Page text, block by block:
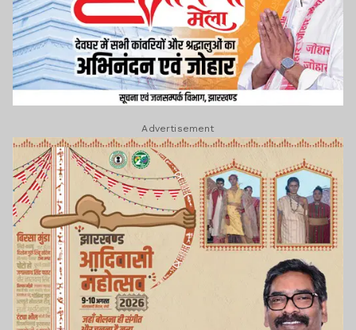
Advertisement